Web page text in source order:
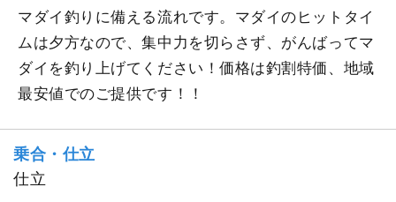
マダイ釣りに備える流れです。マダイのヒットタイ
ムは夕方なので、集中力を切らさず、がんばってマ
ダイを釣り上げてください！価格は釣割特価、地域
最安値でのご提供です！！
乗合・仕立
仕立